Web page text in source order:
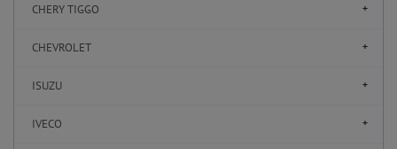
CHERY TIGGO
CHEVROLET
ISUZU
IVECO